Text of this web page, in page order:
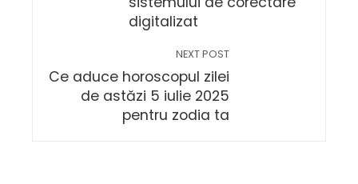
digitalizat
NEXT POST
Ce aduce horoscopul zilei
de astăzi 5 iulie 2025
pentru zodia ta